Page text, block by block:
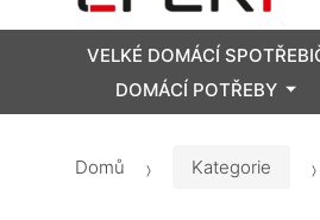
VELKÉ DOMÁCÍ
DOMÁCÍ POTŘEBY
Domů Kategorie